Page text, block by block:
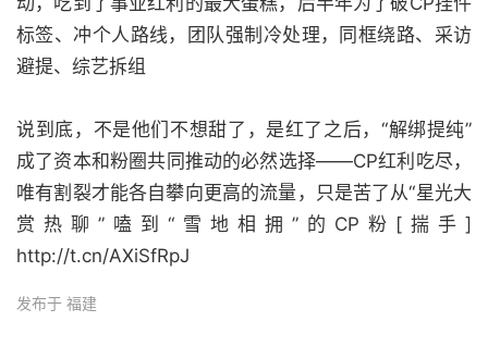
标签、冲个人路线，团队强制冷处理，同框绕路、采访
避提、综艺拆组
说到底，不是他们不想甜了，是红了之后，“解绑提纯”
成了资本和粉圈共同推动的必然选择——CP红利吃尽，
唯有割裂才能各自攀向更高的流量，只是苦了从“星光大
赏热聊”嗑到“雪地相拥”的CP粉[揣手]
http://t.cn/AXiSfRpJ
发布于 福建